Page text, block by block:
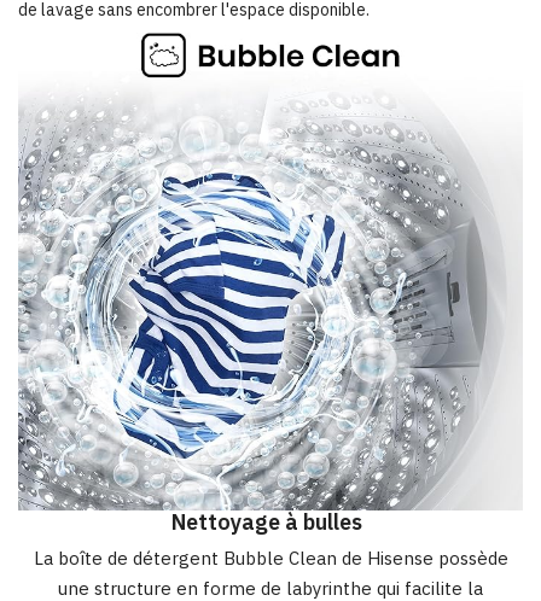
de lavage sans encombrer l'espace disponible.
Nettoyage à bulles
La boîte de détergent Bubble Clean de Hisense possède
une structure en forme de labyrinthe qui facilite la